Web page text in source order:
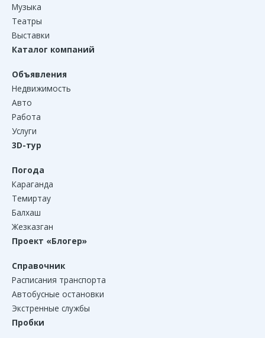
Музыка
Театры
Выставки
Каталог компаний
Объявления
Недвижимость
Авто
Работа
Услуги
3D-тур
Погода
Караганда
Темиртау
Балхаш
Жезказган
Проект «Блогер»
Справочник
Расписания транспорта
Автобусные остановки
Экстренные службы
Пробки